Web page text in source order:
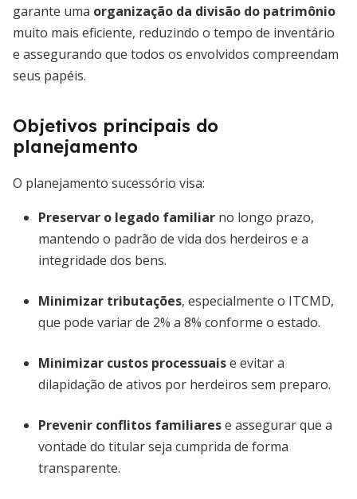
garante uma organização da divisão do patrimônio
muito mais eficiente, reduzindo o tempo de inventário
e assegurando que todos os envolvidos compreendam
seus papéis.
Objetivos principais do
planejamento
O planejamento sucessório visa:
Preservar o legado familiar no longo prazo,
mantendo o padrão de vida dos herdeiros e a
integridade dos bens.
Minimizar tributações, especialmente o ITCMD,
que pode variar de 2% a 8% conforme o estado.
Minimizar custos processuaise evitar a
dilapidação de ativos por herdeiros sem preparo.
Prevenir conflitos familiarese assegurar que a
vontade do titular seja cumprida de forma
transparente.